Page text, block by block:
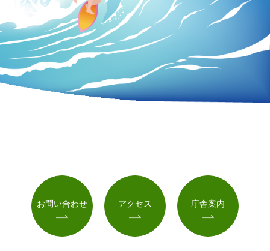
お問い合わせ アクセス 庁舎案内